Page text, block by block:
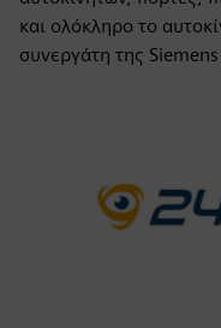
και ολόκληρο το
συνεργάτη της